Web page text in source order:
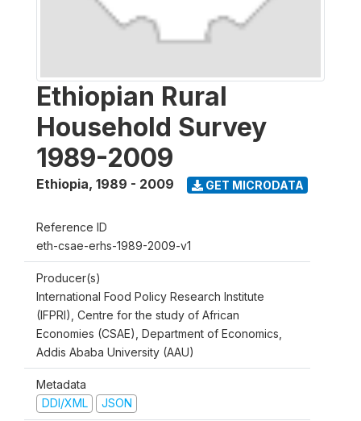
Ethiopian Rural
Household Survey
1989-2009
Ethiopia, 1989 - 2009 GET MICRODATA
Reference ID
eth-csae-erhs-1989-2009-v1
Producer(s)
International Food Policy Research Institute
(IFPRI), Centre for the study of African
Economies (CSAE), Department of Economics,
Addis Ababa University (AAU)
Metadata
DDI/XML
JSON